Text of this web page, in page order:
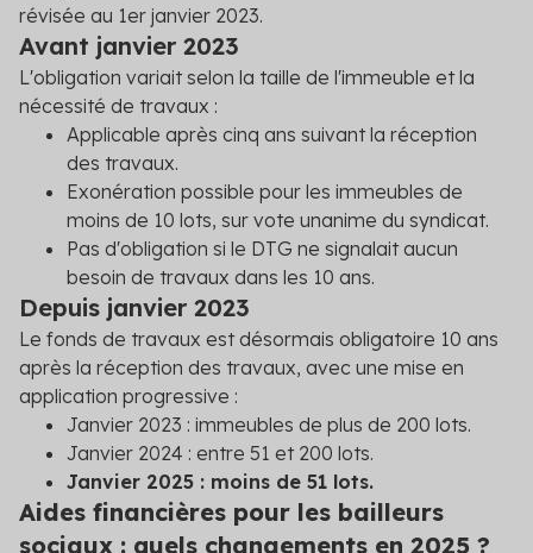
révisée au 1er janvier 2023.
Avant janvier 2023
L'obligation variait selon la taille de l'immeuble et la
nécessité de travaux :
Applicable après cinq ans suivant la réception
des travaux.
Exonération possible pour les immeubles de
moins de 10 lots, sur vote unanime du syndicat.
Pas d'obligation si le DTG ne signalait aucun
besoin de travaux dans les 10 ans.
Depuis janvier 2023
Le fonds de travaux est désormais obligatoire 10 ans
après la réception des travaux, avec une mise en
application progressive :
Janvier 2023 : immeubles de plus de 200 lots.
Janvier 2024 : entre 51 et 200 lots.
Janvier 2025 : moins de 51 lots.
Aides financières pour les bailleurs
sociaux : quels changements en 2025 ?